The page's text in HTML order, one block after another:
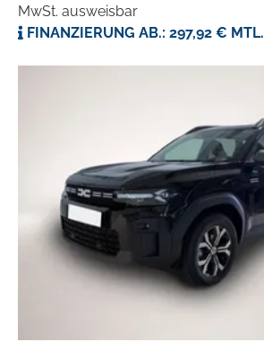
MwSt. ausweisbar
FINANZIERUNG AB.: 297,92 € MTL.